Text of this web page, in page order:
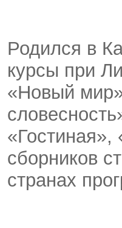
Родился в
курсы при
«Новый
«Гостиная»,
сборников
странах